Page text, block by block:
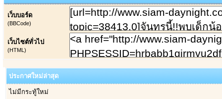
เว็บบอร์ด
(BBCode)
เว็บไซต์ทั่วไป
(HTML)
ประกาศใหม่ล่าสุด
ไม่มีกระทู้ใหม่